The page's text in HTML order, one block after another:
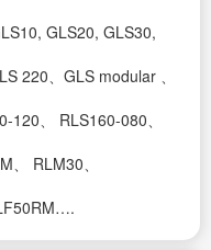
GLS20, GLS30,
220、GLS modular 、
、 RLS160-080、
RLM30、